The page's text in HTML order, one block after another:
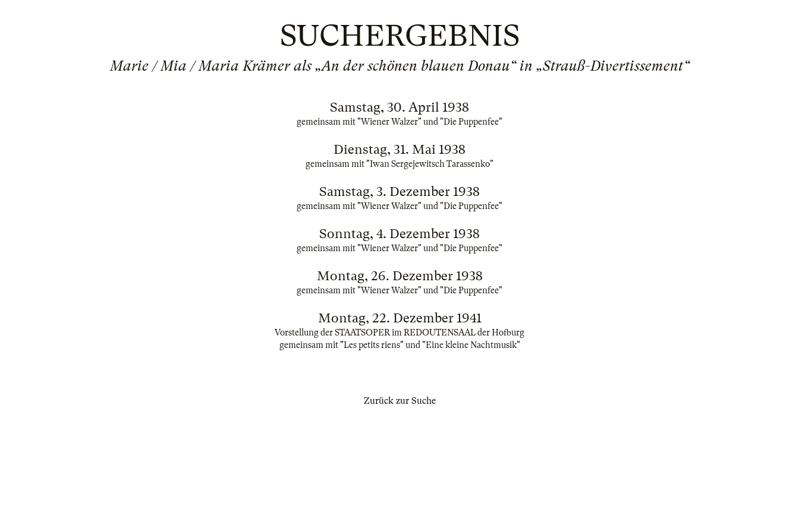
SUCHERGEBNIS
Marie / Mia / Maria Krämer als „An der schönen blauen Donau“ in „Strauß-Divertissement“
Samstag, 30. April 1938
gemeinsam mit "Wiener Walzer" und "Die Puppenfee"
Dienstag, 31. Mai 1938
gemeinsam mit "Iwan Sergejewitsch Tarassenko"
Samstag, 3. Dezember 1938
gemeinsam mit "Wiener Walzer" und "Die Puppenfee"
Sonntag, 4. Dezember 1938
gemeinsam mit "Wiener Walzer" und "Die Puppenfee"
Montag, 26. Dezember 1938
gemeinsam mit "Wiener Walzer" und "Die Puppenfee"
Montag, 22. Dezember 1941
Vorstellung der STAATSOPER im REDOUTENSAAL der Hofburg
gemeinsam mit "Les petits riens" und "Eine kleine Nachtmusik"
Zurück zur Suche